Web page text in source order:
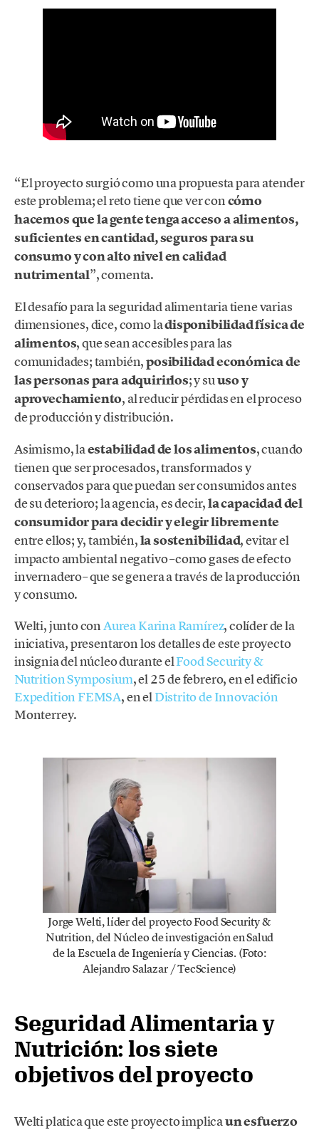
“El proyecto surgió como una propuesta para atender
este problema; el reto tiene que ver concómo
hacemos que la gente tenga acceso a alimentos,
suficientes en cantidad, seguros para su
consumo y con alto nivel en calidad
nutrimental”, comenta.
El desafío para la seguridad alimentaria tiene varias
dimensiones, dice, como ladisponibilidad física de
alimentos, que sean accesibles para las
comunidades; también,posibilidad económica de
las personas para adquirirlos; y suuso y
aprovechamiento, al reducir pérdidas en el proceso
de producción y distribución.
Asimismo, laestabilidad de los alimentos, cuando
tienen que ser procesados, transformados y
conservados para que puedan ser consumidos antes
de su deterioro; la agencia, es decir,la capacidad del
consumidor para decidir y elegir libremente
entre ellos; y, también,la sostenibilidad, evitar el
impacto ambiental negativo –como gases de efecto
invernadero– que se genera a través de la producción
y consumo.
Welti, junto conAurea Karina Ramírez, colíder de la
iniciativa, presentaron los detalles de este proyecto
insignia del núcleo durante elFood Security &
Nutrition Symposium, el 25 de febrero, en el edificio
Expedition FEMSA, en elDistrito de Innovación
Monterrey.
Jorge Welti, líder del proyecto Food Security &
Nutrition, del Núcleo de investigación en Salud
de la Escuela de Ingeniería y Ciencias. (Foto:
Alejandro Salazar / TecScience)
Seguridad Alimentaria y
Nutrición: los siete
objetivos del proyecto
Welti platica que este proyecto implicaun esfuerzo